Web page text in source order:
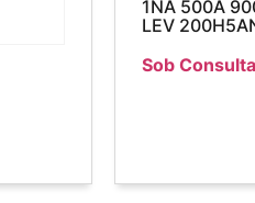
1NA 500A
LEV
Sob Consulta